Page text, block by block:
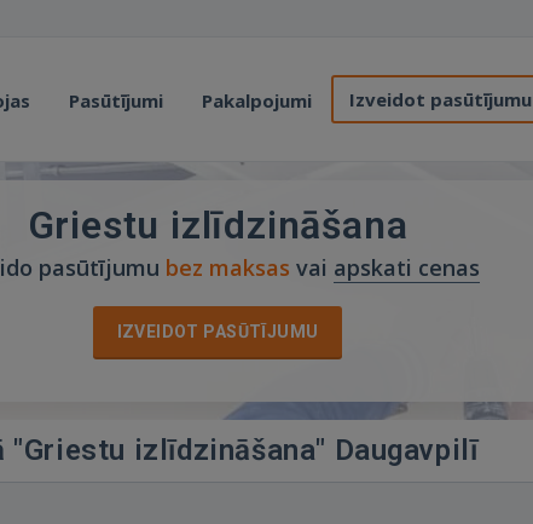
Pasūtījumi Pakalpojumi Izveidot pasūtījumu
Griestu izlīdzināšana
pasūtījumu bez maksas vai apskati cenas
IZVEIDOT PASŪTĪJUMU
izlīdzināšana" Daugavpilī